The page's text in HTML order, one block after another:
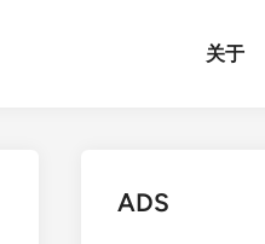
关于
ADS